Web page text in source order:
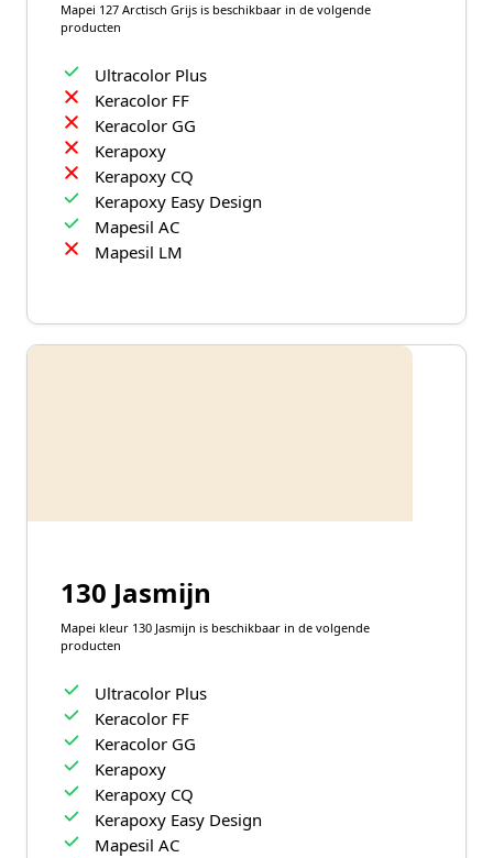
Mapei 127 Arctisch Grijs is beschikbaar in de volgende
producten
Ultracolor Plus
Keracolor FF
Keracolor GG
Kerapoxy
Kerapoxy CQ
Kerapoxy Easy Design
Mapesil AC
Mapesil LM
130 Jasmijn
Mapei kleur 130 Jasmijn is beschikbaar in de volgende
producten
Ultracolor Plus
Keracolor FF
Keracolor GG
Kerapoxy
Kerapoxy CQ
Kerapoxy Easy Design
Mapesil AC